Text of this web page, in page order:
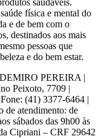
física e mental do
e de bem com o
destinados aos mais
pessoas que
e do bem estar.
PEREIRA |
Peixoto, 7709 |
(41) 3377-6464 |
de atendimento: de
sábados das 9h00 às
Cipriani – CRF 29642